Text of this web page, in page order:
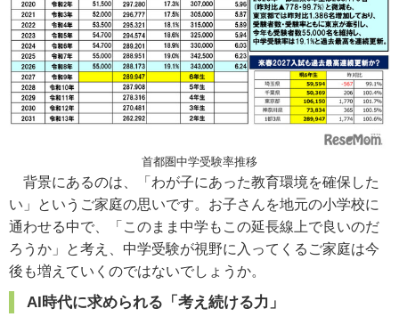
首都圏中学受験率推移
背景にあるのは、「わが子にあった教育環境を確保した
い」というご家庭の思いです。お子さんを地元の小学校に
通わせる中で、「このまま中学もこの延長線上で良いのだ
ろうか」と考え、中学受験が視野に入ってくるご家庭は今
後も増えていくのではないでしょうか。
AI時代に求められる「考え続ける力」